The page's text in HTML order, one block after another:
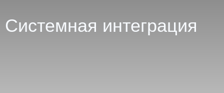
Системная интеграция